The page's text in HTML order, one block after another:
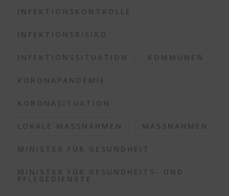
INFEKTIONSKONTROLLE
INFEKTIONSRISIKO
INFEKTIONSSITUATION KOMMUNEN
KORONAPANDEMIE
KORONASITUATION
LOKALE MASSNAHMEN MASSNAHMEN
MINISTER FÜR GESUNDHEIT
MINISTER FÜR GESUNDHEITS- UND
PFLEGEDIENSTE